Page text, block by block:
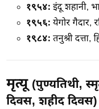
१९५४: इंदू शहानी,
१९५६: येगोर गैदार,
१९८४: तनुश्री दत्ता,
मृत्यू (पुण्यतिथी,
दिवस, शहीद दिवस)